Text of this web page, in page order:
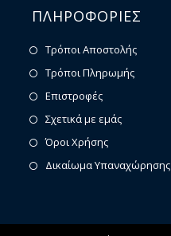
ΠΛΗΡΟΦΟΡΙΕΣ
Τρόποι Αποστολής
Τρόποι Πληρωμής
Επιστροφές
Σχετικά με εμάς
Όροι Χρήσης
Δικαίωμα Υπαναχώρησης